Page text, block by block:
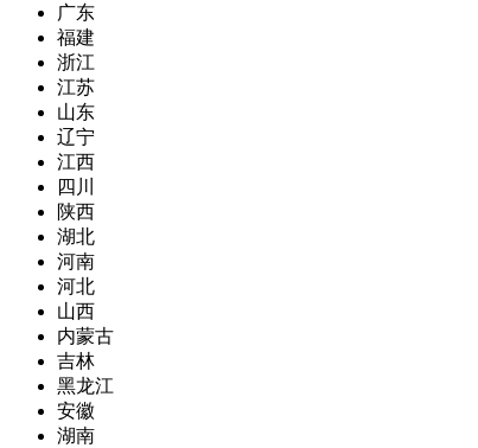
广东
福建
浙江
江苏
山东
辽宁
江西
四川
陕西
湖北
河南
河北
山西
内蒙古
吉林
黑龙江
安徽
湖南